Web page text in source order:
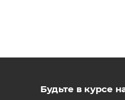
появлению шелушения
веществаБудьте в курсе